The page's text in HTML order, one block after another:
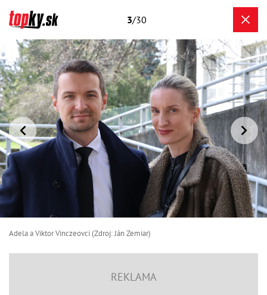
3/30
Adela a Viktor Vinczeovci (Zdroj: Ján Zemiar)